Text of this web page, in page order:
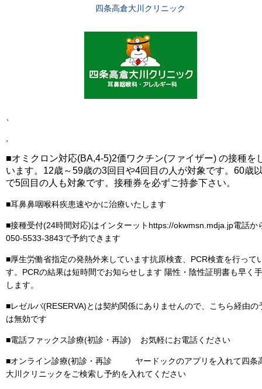
四条高倉大川クリニック
■オミクロン対応(BA,4-5)2価ワクチン(ファイザー) の接種を
います。12歳～59歳の3回目や4回目の人が対象です。60歳
で5回目の人も対象です。接種券を必ずご持参下さい。
■耳鼻鼻咽喉科疾患速やかに治療いたします
■接種受付(24時間対応)はインターットhttps://okwmsn.mdja.jp電話か
050-5533-3843で予約できます
■厚生労働省指定の発熱外来しています抗原検査、PCR検査を行って
す。PCRの結果は短時間でお知らせします 陽性・ 陰性証明書も早く
します。
■レゼルバ(RESERVA)とは契約関係にありませんので、こちら経由の
は無効です
■電話ファックス診療(初診・再診) お気軽にお電話ください
■オンライン診療(初診・再診 ヤードックのアプリを入れて四条
大川クリニックをご検索し予約を入れてください